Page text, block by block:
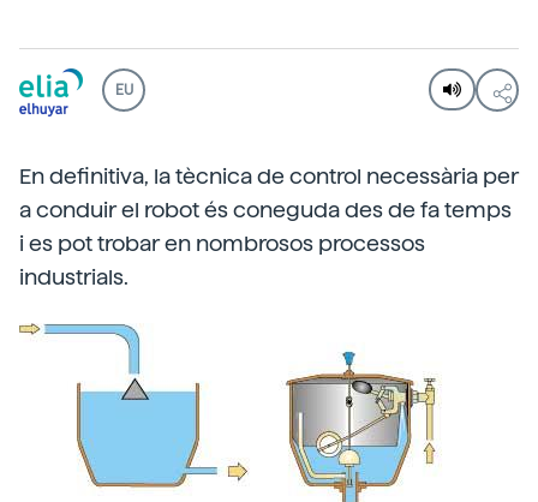
EU
En definitiva, la tècnica de control necessària per
a conduir el robot és coneguda des de fa temps
i es pot trobar en nombrosos processos
industrials.